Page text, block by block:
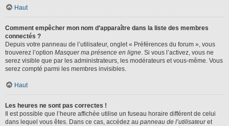
Haut
Comment empêcher mon nom d’apparaître dans la liste des membres
connectés ?
Depuis votre panneau de l’utilisateur, onglet « Préférences du forum », vous
trouverez l’option Masquer ma présence en ligne. Si vous l’activez, vous ne
serez visible que par les administrateurs, les modérateurs et vous-même. Vous
serez compté parmi les membres invisibles.
Haut
Les heures ne sont pas correctes !
Il est possible que l’heure affichée utilise un fuseau horaire différent de celui
dans lequel vous êtes. Dans ce cas, accédez au panneau de l’utilisateuret